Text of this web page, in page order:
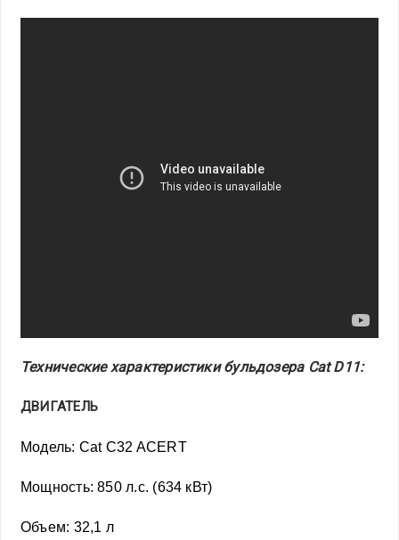
Технические характеристики бульдозера Cat D11:
ДВИГАТЕЛЬ
Модель: Cat C32 ACERT
Мощность: 850 л.с. (634 кВт)
Объем: 32,1 л